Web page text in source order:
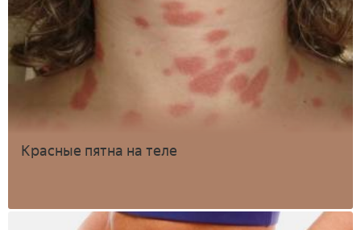
Красные пятна на теле